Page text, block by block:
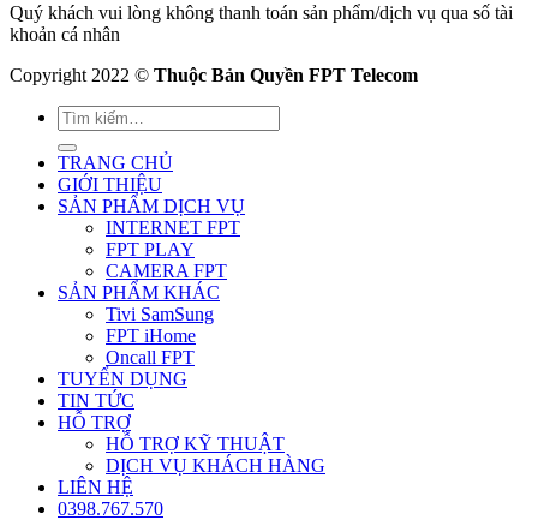
Quý khách vui lòng không thanh toán sản phẩm/dịch vụ qua số tài
khoản cá nhân
Copyright 2022 © Thuộc Bản Quyền FPT Telecom
TRANG CHỦ
GIỚI THIỆU
SẢN PHẨM DỊCH VỤ
INTERNET FPT
FPT PLAY
CAMERA FPT
SẢN PHẨM KHÁC
Tivi SamSung
FPT iHome
Oncall FPT
TUYỂN DỤNG
TIN TỨC
HỖ TRỢ
HỖ TRỢ KỸ THUẬT
DỊCH VỤ KHÁCH HÀNG
LIÊN HỆ
0398.767.570